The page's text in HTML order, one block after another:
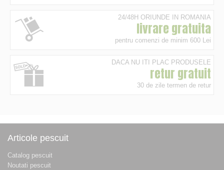
24/48H ORIUNDE IN ROMANIA
livrare gratuita
pentru comenzi de minim 600 Lei
DACA NU ITI PLAC PRODUSELE
retur gratuit
30 de zile termen de retur
Articole pescuit
Catalog pescuit
Noutati pescuit